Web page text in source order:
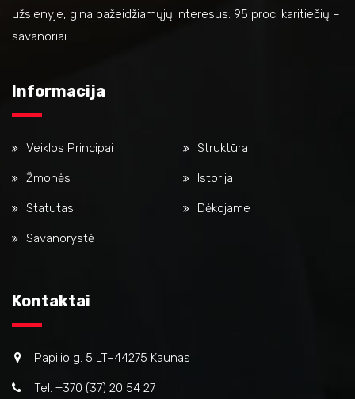
užsienyje, gina pažeidžiamųjų interesus. 95 proc. karitiečių –
savanoriai.
Informacija
Veiklos Principai Struktūra
Žmonės Istorija
Statutas Dėkojame
Savanorystė
Kontaktai
Papilio g. 5 LT–44275 Kaunas
Tel. +370 (37) 20 54 27